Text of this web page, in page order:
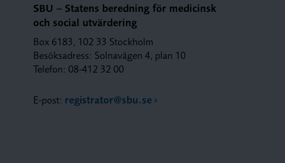
SBU – Statens beredning för medicinsk
och social utvärdering
Box 6183, 102 33 Stockholm
Besöksadress: Solnavägen 4, plan 10
Telefon: 08-412 32 00
E-post: registrator@sbu.se